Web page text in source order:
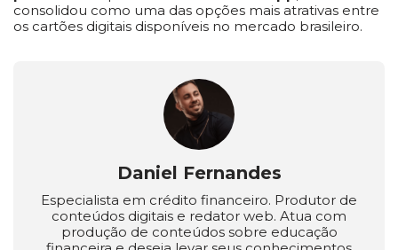
consolidou como uma das opções mais atrativas entre
os cartões digitais disponíveis no mercado brasileiro.
Daniel Fernandes
Especialista em crédito financeiro. Produtor de
conteúdos digitais e redator web. Atua com
produção de conteúdos sobre educação